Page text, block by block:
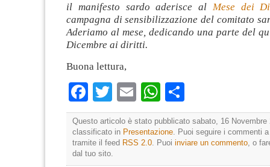
il manifesto sardo aderisce al Mese dei
campagna di sensibilizzazione del comitato
Aderiamo al mese, dedicando una parte del
Dicembre ai diritti.
Buona lettura,
Facebook
TwitterEmailWhatsApp
Questo articolo è stato pubblicato sabato, 16 Novembre
classificato in Presentazione. Puoi seguire i commenti
tramite il feed RSS 2.0. Puoi inviare un commento, o
dal tuo sito.